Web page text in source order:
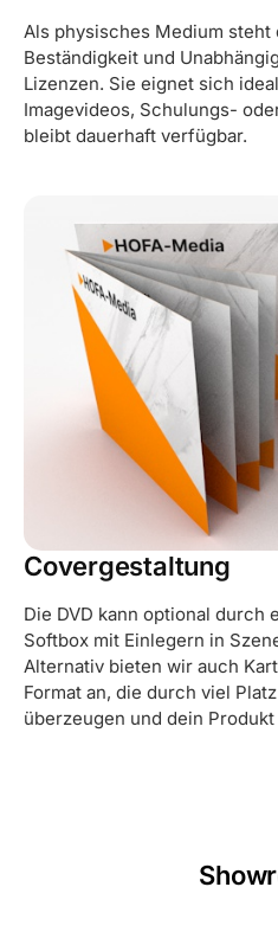
Als physisches Medium steht
Beständigkeit und
Lizenzen. Sie eignet sich
Imagevideos, Schulungs-
bleibt dauerhaft verfügbar.
Covergestaltung
Die DVD kann optional durch
Softbox mit Einlegern in
Alternativ bieten wir auch
Format an, die durch viel
überzeugen und dein